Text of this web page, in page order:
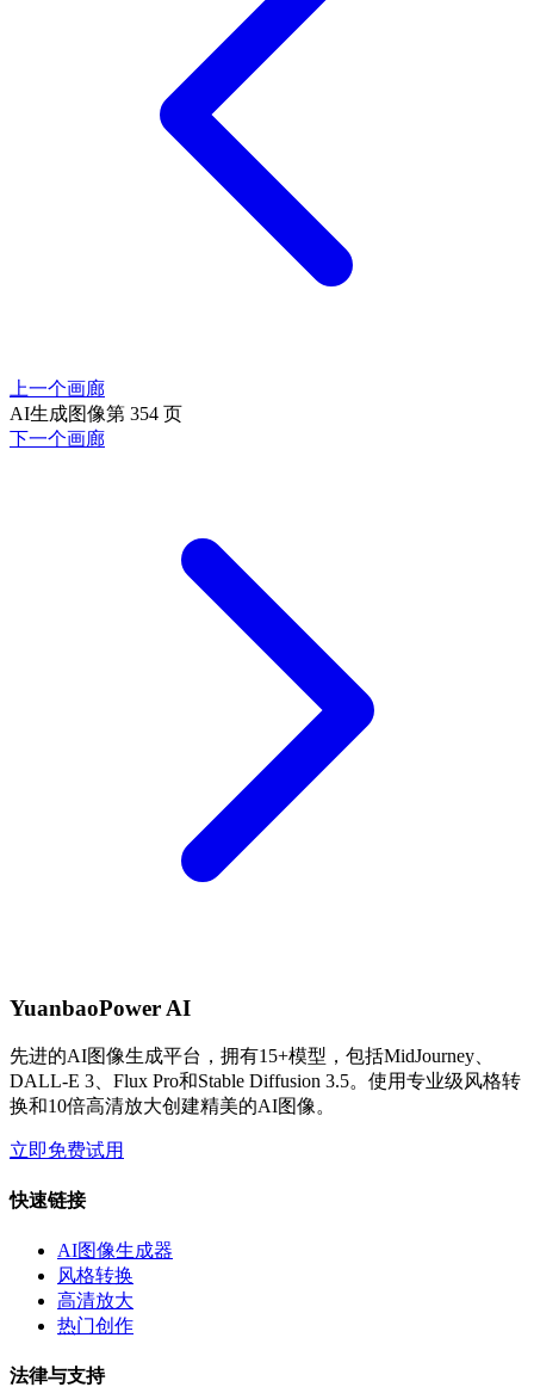
上一个画廊
AI生成图像第 354 页
下一个画廊
YuanbaoPower AI
先进的AI图像生成平台，拥有15+模型，包括MidJourney、
DALL-E 3、Flux Pro和Stable Diffusion 3.5。使用专业级风格转
换和10倍高清放大创建精美的AI图像。
立即免费试用
快速链接
AI图像生成器
风格转换
高清放大
热门创作
法律与支持